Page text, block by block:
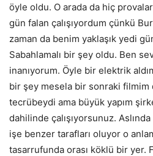
öyle oldu. O arada da hiç
gün falan çalışıyordum çünkü
zaman da benim yaklaşık yedi
Sabahlamalı bir şey oldu. Ben
inanıyorum. Öyle bir elektrik
bir şey mesela bir sonraki filmim
tecrübeydi ama büyük yapım
dahilinde çalışıyorsunuz.
işe benzer tarafları oluyor o
tasarrufunda orası köklü bir yer.